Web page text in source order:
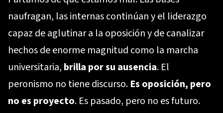
naufragan, las internas continúan y el liderazgo
capaz de aglutinar a la oposición y de canalizar
hechos de enorme magnitud como la marcha
universitaria, brilla por su ausencia. El
peronismo no tiene discurso. Es oposición, pero
no es proyecto. Es pasado, pero no es futuro.